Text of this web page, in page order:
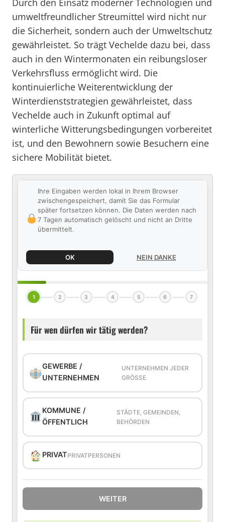
Durch den Einsatz moderner Technologien und
umweltfreundlicher Streumittel wird nicht nur
die Sicherheit, sondern auch der Umweltschutz
gewährleistet. So trägt Vechelde dazu bei, dass
auch in den Wintermonaten ein reibungsloser
Verkehrsfluss ermöglicht wird. Die
kontinuierliche Weiterentwicklung der
Winterdienststrategien gewährleistet, dass
Vechelde auch in Zukunft optimal auf
winterliche Witterungsbedingungen vorbereitet
ist, und den Bewohnern sowie Besuchern eine
sichere Mobilität bietet.
Ihre Eingaben werden lokal in Ihrem Browser
zwischengespeichert, damit Sie das Formular
später fortsetzen können. Die Daten werden nach
7 Tagen automatisch gelöscht und nicht an Dritte
übermittelt.
OK NEIN DANKE
1 2 3 4 5 6 7
Für wen dürfen wir tätig werden?
GEWERBE /
UNTERNEHMEN
UNTERNEHMEN JEDER
GRÖSSE
KOMMUNE /
ÖFFENTLICH
STÄDTE, GEMEINDEN,
BEHÖRDEN
PRIVATPRIVATPERSONEN
WEITER